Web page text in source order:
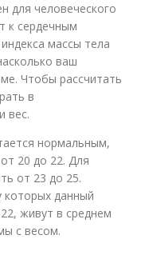
для человеческого
к сердечным
массы тела
ваш
Чтобы рассчитать
в
вес.
нормальным,
20 до 22. Для
от 23 до 25.
которых данный
живут в среднем
с весом.